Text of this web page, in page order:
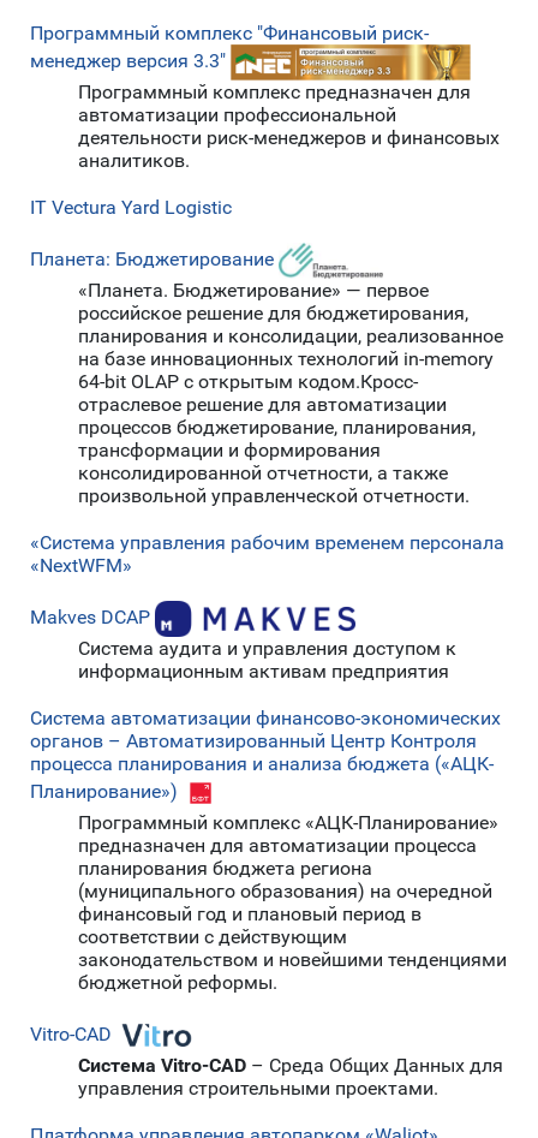
Программный комплекс "Финансовый риск-
менеджер версия 3.3"
Программный комплекс предназначен для
автоматизации профессиональной
деятельности риск-менеджеров и финансовых
аналитиков.
IT Vectura Yard Logistic
Планета: Бюджетирование
«Планета. Бюджетирование» — первое
российское решение для бюджетирования,
планирования и консолидации, реализованное
на базе инновационных технологий in-memory
64-bit OLAP с открытым кодом.Кросс-
отраслевое решение для автоматизации
процессов бюджетирование, планирования,
трансформации и формирования
консолидированной отчетности, а также
произвольной управленческой отчетности.
«Система управления рабочим временем персонала
«NextWFM»
Makves DCAP
Система аудита и управления доступом к
информационным активам предприятия
Система автоматизации финансово-экономических
органов – Автоматизированный Центр Контроля
процесса планирования и анализа бюджета («АЦК-
Планирование»)
Программный комплекс «АЦК-Планирование»
предназначен для автоматизации процесса
планирования бюджета региона
(муниципального образования) на очередной
финансовый год и плановый период в
соответствии с действующим
законодательством и новейшими тенденциями
бюджетной реформы.
Vitro-CAD
Система Vitro-CAD – Среда Общих Данных для
управления строительными проектами.